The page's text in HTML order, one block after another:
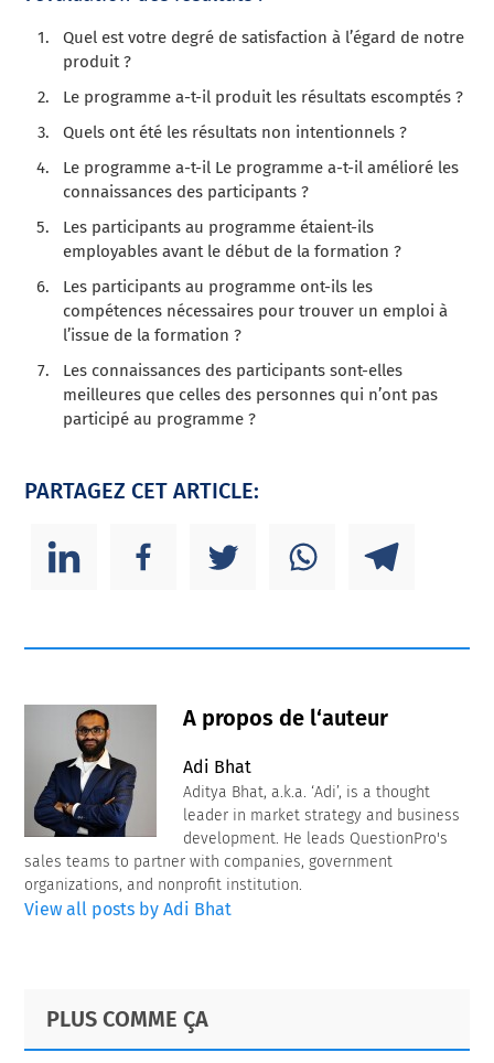
Quel est votre degré de satisfaction à l’égard de notre
produit ?
Le programme a-t-il produit les résultats escomptés ?
Quels ont été les résultats non intentionnels ?
Le programme a-t-il Le programme a-t-il amélioré les
connaissances des participants ?
Les participants au programme étaient-ils
employables avant le début de la formation ?
Les participants au programme ont-ils les
compétences nécessaires pour trouver un emploi à
l’issue de la formation ?
Les connaissances des participants sont-elles
meilleures que celles des personnes qui n’ont pas
participé au programme ?
PARTAGEZ CET ARTICLE:
A propos de l‘auteur
Adi Bhat
Aditya Bhat, a.k.a. ‘Adi’, is a thought
leader in market strategy and business
development. He leads QuestionPro's
sales teams to partner with companies, government
organizations, and nonprofit institution.
View all posts by Adi Bhat
Primary
Sidebar
Footer
PLUS COMME ÇA